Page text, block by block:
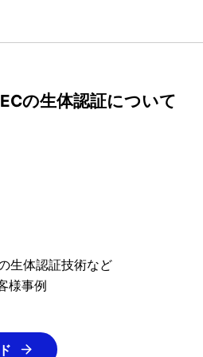
の生体認証について
生体認証技術など
様事例